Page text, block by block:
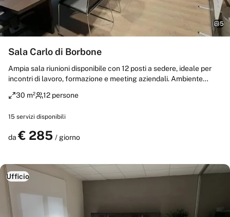
5
Sala Carlo di Borbone
Ampia sala riunioni disponibile con 12 posti a sedere, ideale per
incontri di lavoro, formazione e meeting aziendali. Ambiente
e brainstorming. Spazio funzionale e riservato, pensato per
30 m² 12 persone
15 servizi disponibili
da € 285 / giorno
Ufficio